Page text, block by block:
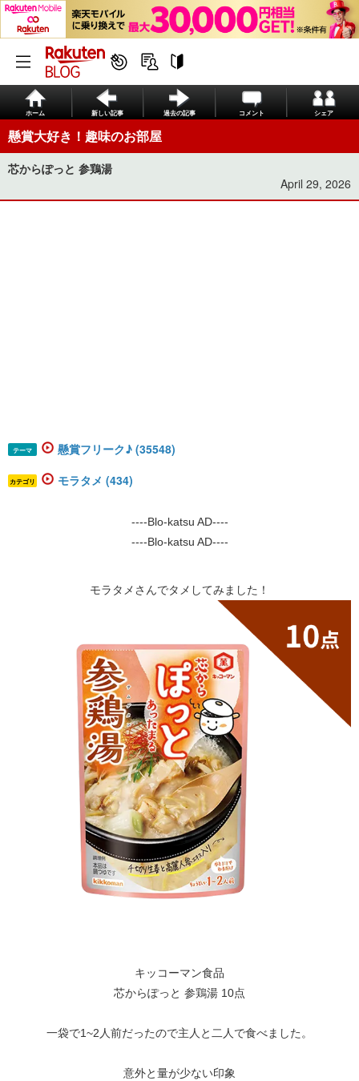
ホーム 新しい記事 過去の記事 コメント シェア
懸賞大好き！趣味のお部屋
芯からぽっと 参鶏湯
April 29, 2026
テーマ 懸賞フリーク♪ (35548)
カテゴリ モラタメ (434)
----Blo-katsu AD----
----Blo-katsu AD----
​​​モラタメさんでタメしてみました！
キッコーマン食品
芯からぽっと 参鶏湯 10点
一袋で1~2人前だったので主人と二人で食べました。
意外と量が少ない印象